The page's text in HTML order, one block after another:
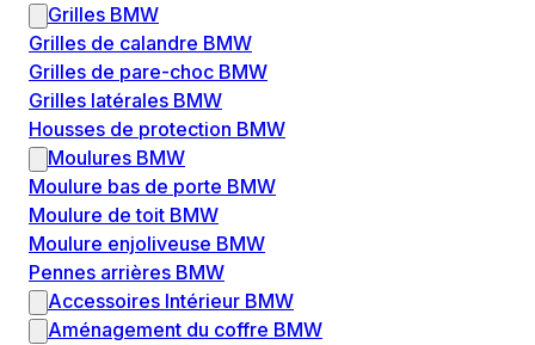
Grilles BMW
Grilles de calandre BMW
Grilles de pare-choc BMW
Grilles latérales BMW
Housses de protection BMW
Moulures BMW
Moulure bas de porte BMW
Moulure de toit BMW
Moulure enjoliveuse BMW
Pennes arrières BMW
Accessoires Intérieur BMW
Aménagement du coffre BMW